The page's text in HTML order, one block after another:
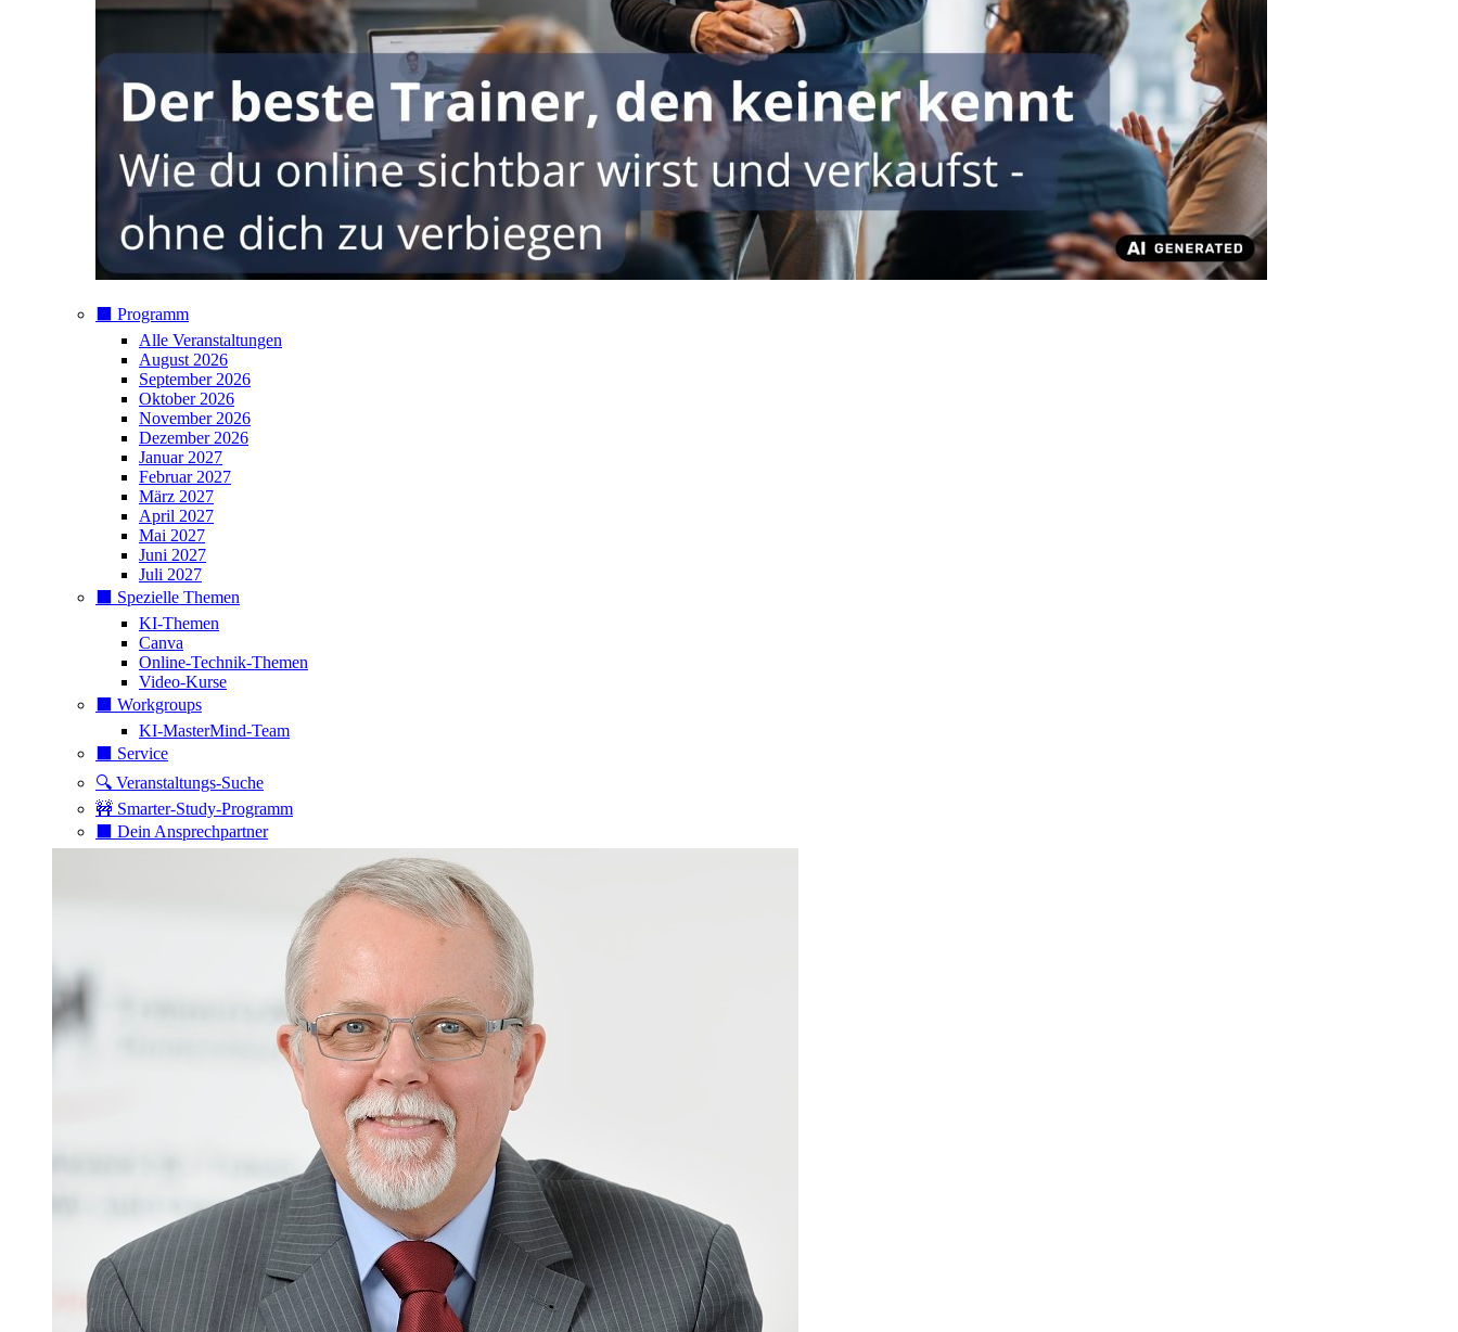
⬛️ Programm
Alle Veranstaltungen
August 2026
September 2026
Oktober 2026
November 2026
Dezember 2026
Januar 2027
Februar 2027
März 2027
April 2027
Mai 2027
Juni 2027
Juli 2027
⬛️ Spezielle Themen
KI-Themen
Canva
Online-Technik-Themen
Video-Kurse
⬛️ Workgroups
KI-MasterMind-Team
⬛️ Service
🔍 Veranstaltungs-Suche
🚧 Smarter-Study-Programm
⬛️ Dein Ansprechpartner